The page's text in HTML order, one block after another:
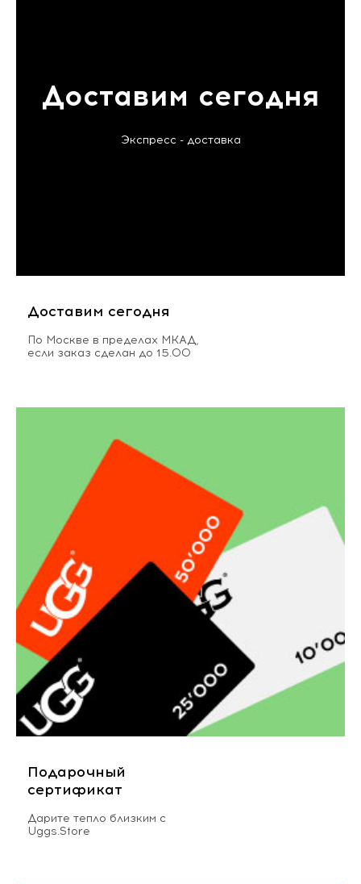
Доставим сегодня
Экспресс - доставка
Доставим сегодня
По Москве в пределах МКАД,
если заказ сделан до 15.00
Подарочный
сертификат
Дарите тепло близким с
Uggs.Store